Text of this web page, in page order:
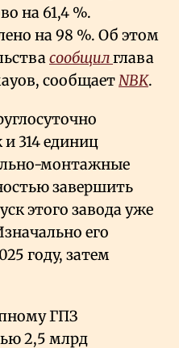
на 61,4 %.
на 98 %. Об этом
сообщилглава
сообщаетNBK.
и 314 единиц
монтажные
завершить
этого завода уже
его
году, затем
ГПЗ
2,5 млрд